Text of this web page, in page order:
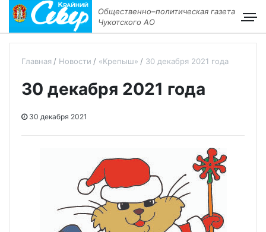
Общественно–политическая газета
Чукотского АО
Главная Новости «Крепыш» 30 декабря 2021 года
30 декабря 2021 года
30 декабря 2021